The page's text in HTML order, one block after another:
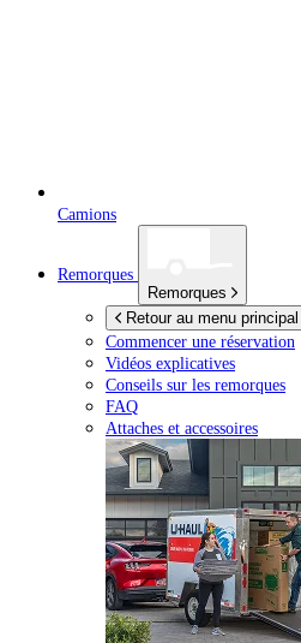
Camions
Remorques
Remorques
Retour au menu principal
Commencer une réservation
Vidéos explicatives
Conseils sur les remorques
FAQ
Attaches et accessoires